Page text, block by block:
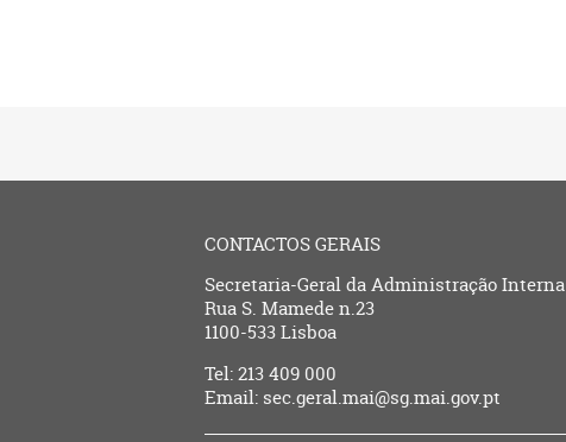
CONTACTOS GERAIS
Secretaria-Geral da Administração Interna
Rua S. Mamede n.23
1100-533 Lisboa
Tel: 213 409 000
Email: sec.geral.mai@sg.mai.gov.pt